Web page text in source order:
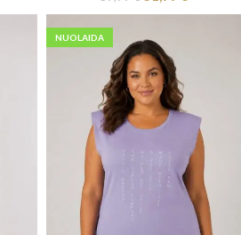
NUOLAIDA